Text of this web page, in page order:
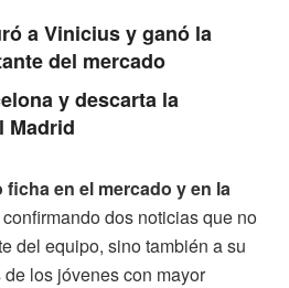
a Vinicius y ganó la
del mercado
y descarta la
Madrid
en el mercado y en la
confirmando dos noticias que no
del equipo, sino también a su
los jóvenes con mayor